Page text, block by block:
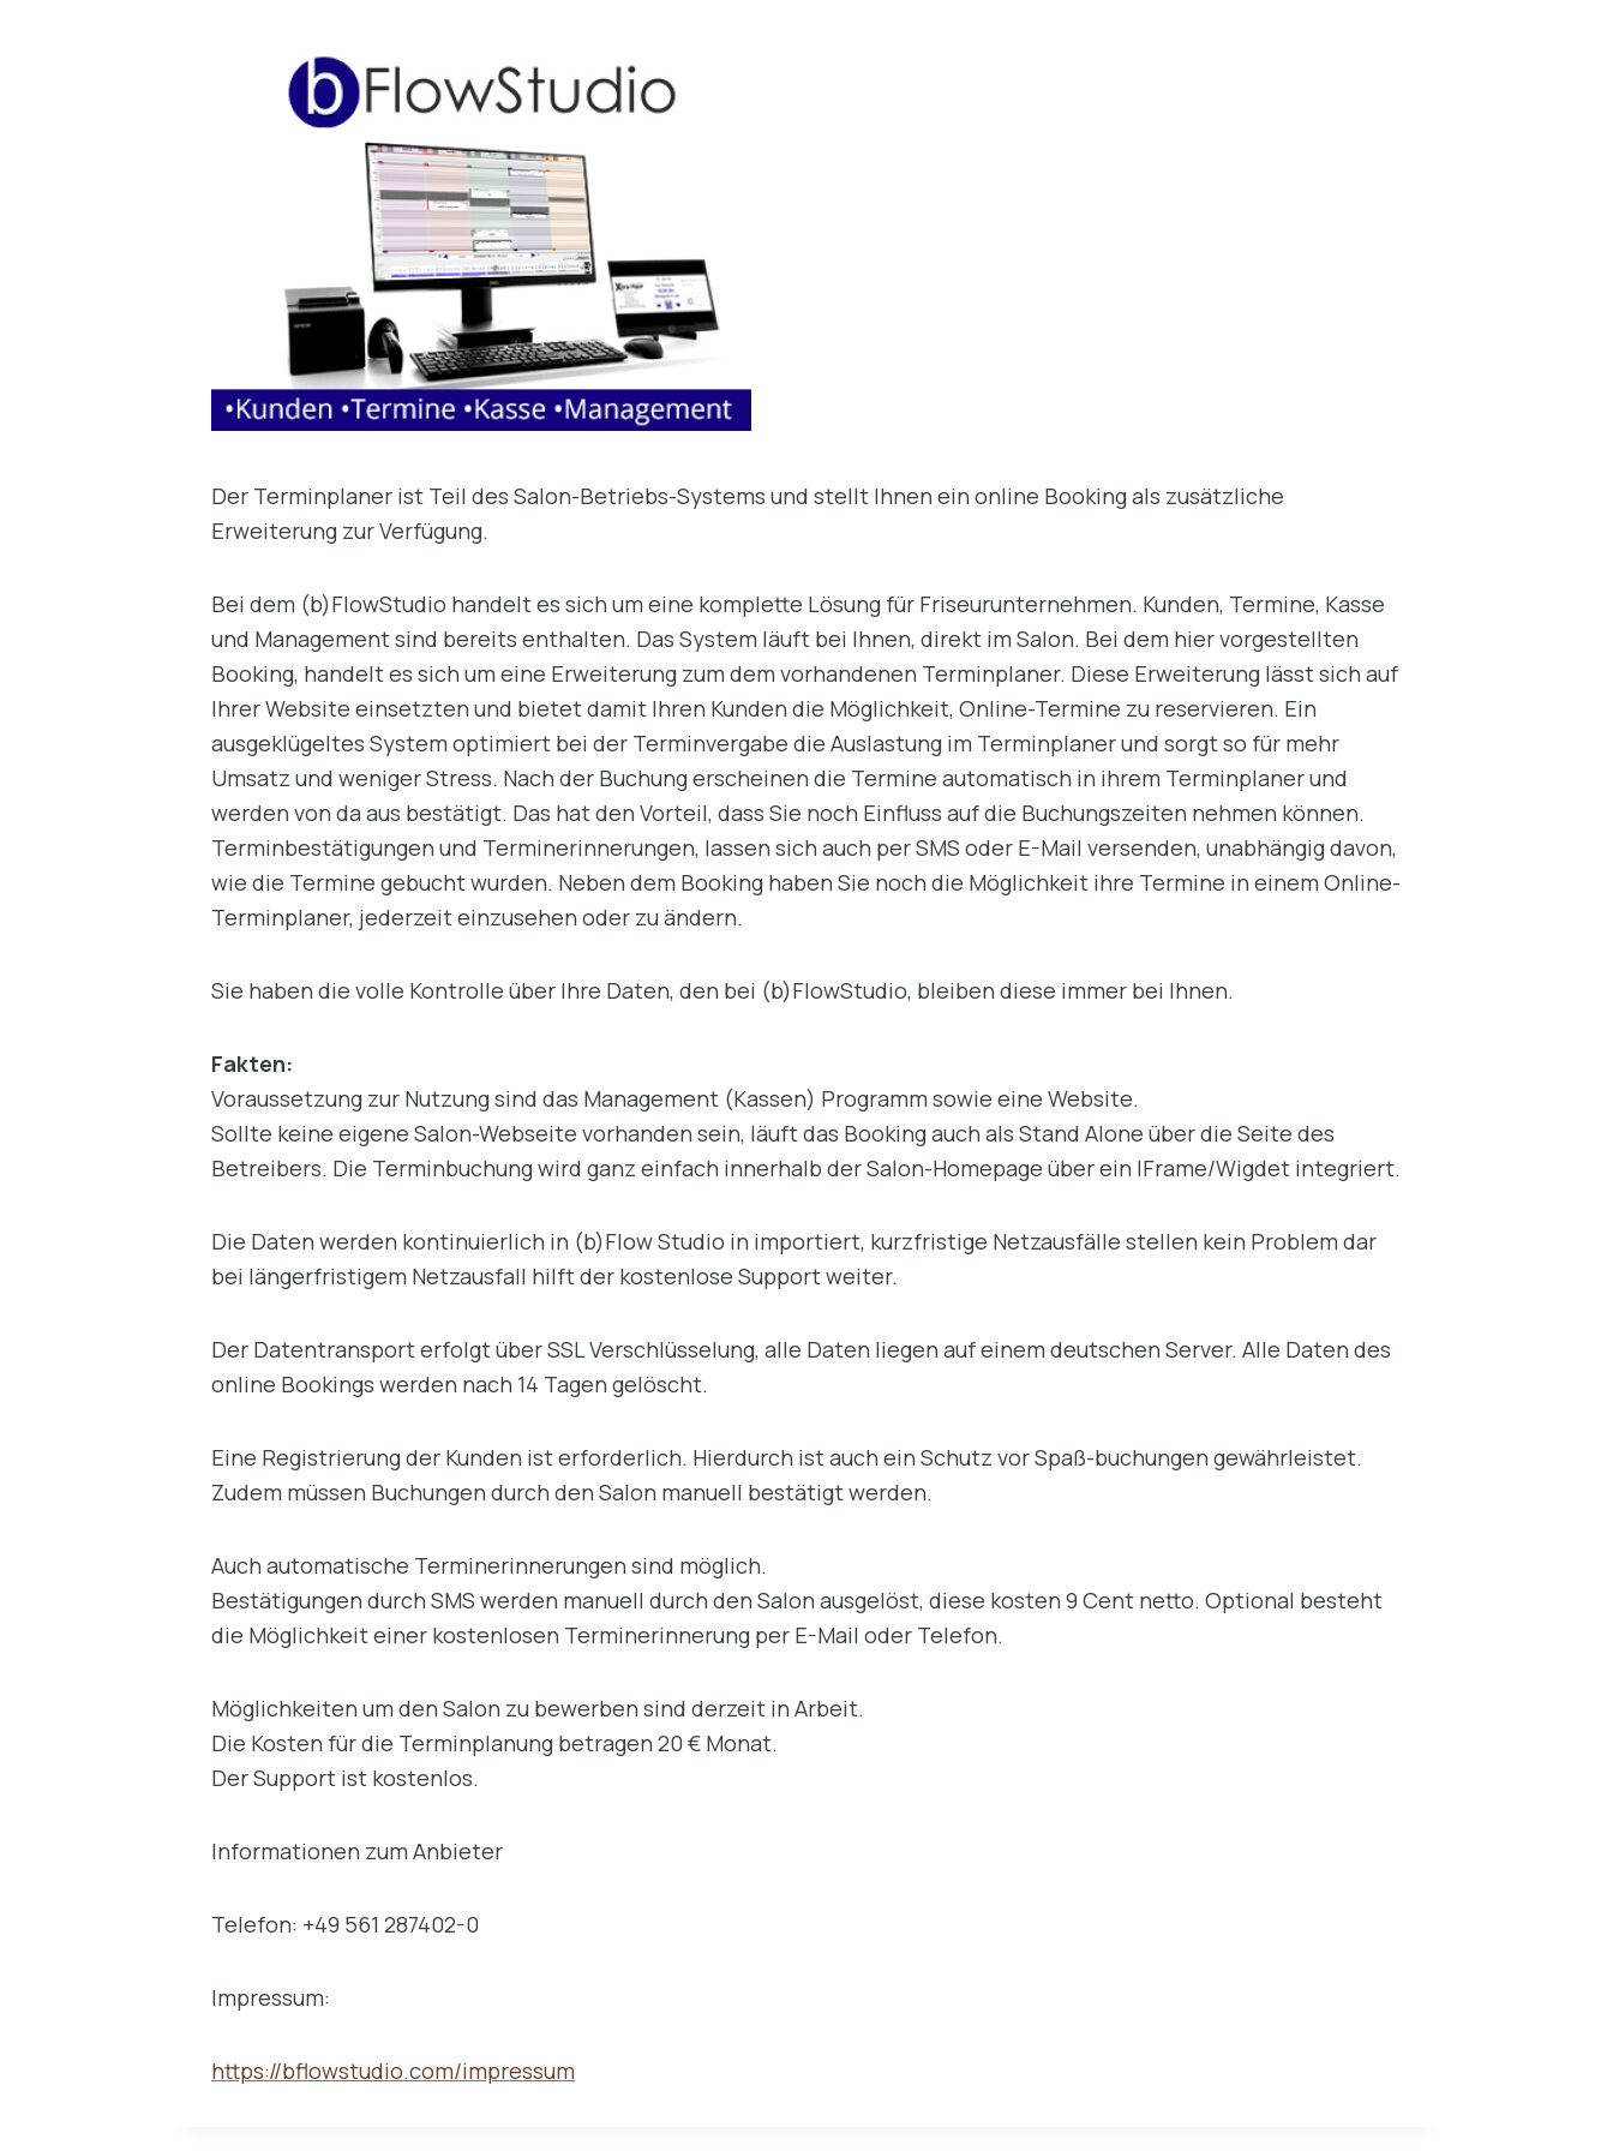
Der Terminplaner ist Teil des Salon-Betriebs-Systems und stellt Ihnen ein online Booking als zusätzliche
Erweiterung zur Verfügung.
Bei dem (b)FlowStudio handelt es sich um eine komplette Lösung für Friseurunternehmen. Kunden, Termine, Kasse
und Management sind bereits enthalten. Das System läuft bei Ihnen, direkt im Salon. Bei dem hier vorgestellten
Booking, handelt es sich um eine Erweiterung zum dem vorhandenen Terminplaner. Diese Erweiterung lässt sich auf
Ihrer Website einsetzten und bietet damit Ihren Kunden die Möglichkeit, Online-Termine zu reservieren. Ein
ausgeklügeltes System optimiert bei der Terminvergabe die Auslastung im Terminplaner und sorgt so für mehr
Umsatz und weniger Stress. Nach der Buchung erscheinen die Termine automatisch in ihrem Terminplaner und
werden von da aus bestätigt. Das hat den Vorteil, dass Sie noch Einfluss auf die Buchungszeiten nehmen können.
Terminbestätigungen und Terminerinnerungen, lassen sich auch per SMS oder E-Mail versenden, unabhängig davon,
wie die Termine gebucht wurden. Neben dem Booking haben Sie noch die Möglichkeit ihre Termine in einem Online-
Terminplaner, jederzeit einzusehen oder zu ändern.
Sie haben die volle Kontrolle über Ihre Daten, den bei (b)FlowStudio, bleiben diese immer bei Ihnen.
Fakten:
Voraussetzung zur Nutzung sind das Management (Kassen) Programm sowie eine Website.
Sollte keine eigene Salon-Webseite vorhanden sein, läuft das Booking auch als Stand Alone über die Seite des
Betreibers. Die Terminbuchung wird ganz einfach innerhalb der Salon-Homepage über ein IFrame/Wigdet integriert.
Die Daten werden kontinuierlich in (b)Flow Studio in importiert, kurzfristige Netzausfälle stellen kein Problem dar
bei längerfristigem Netzausfall hilft der kostenlose Support weiter.
Der Datentransport erfolgt über SSL Verschlüsselung, alle Daten liegen auf einem deutschen Server. Alle Daten des
online Bookings werden nach 14 Tagen gelöscht.
Eine Registrierung der Kunden ist erforderlich. Hierdurch ist auch ein Schutz vor Spaß-buchungen gewährleistet.
Zudem müssen Buchungen durch den Salon manuell bestätigt werden.
Auch automatische Terminerinnerungen sind möglich.
Bestätigungen durch SMS werden manuell durch den Salon ausgelöst, diese kosten 9 Cent netto. Optional besteht
die Möglichkeit einer kostenlosen Terminerinnerung per E-Mail oder Telefon.
Möglichkeiten um den Salon zu bewerben sind derzeit in Arbeit.
Die Kosten für die Terminplanung betragen 20 € Monat.
Der Support ist kostenlos.
Informationen zum Anbieter
Telefon: +49 561 287402-0
Impressum:
https://bflowstudio.com/impressum